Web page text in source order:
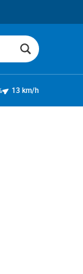
13 km/h